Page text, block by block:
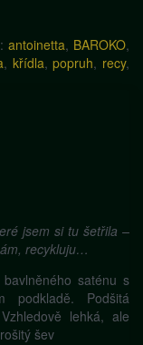
antoinetta, BAROKO,
, křídla,popruh, recy,
jsem si tu šetřila –
recykluju…
saténu s
podkladě. Podšitá
lehká, ale
šev